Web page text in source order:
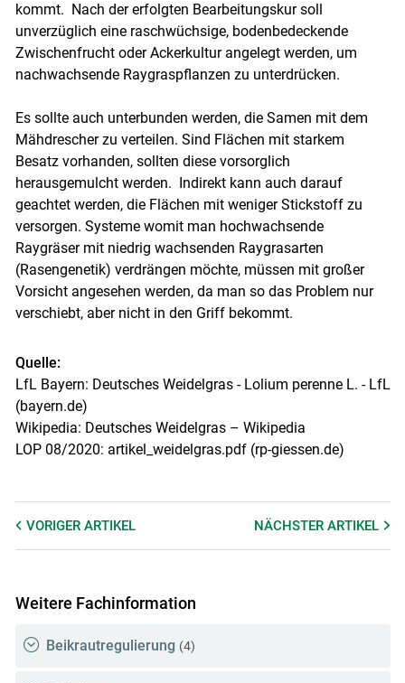
kommt. Nach der erfolgten Bearbeitungskur soll
unverzüglich eine raschwüchsige, bodenbedeckende
Zwischenfrucht oder Ackerkultur angelegt werden, um
nachwachsende Raygraspflanzen zu unterdrücken.
Es sollte auch unterbunden werden, die Samen mit dem
Mähdrescher zu verteilen. Sind Flächen mit starkem
Besatz vorhanden, sollten diese vorsorglich
herausgemulcht werden. Indirekt kann auch darauf
geachtet werden, die Flächen mit weniger Stickstoff zu
versorgen. Systeme womit man hochwachsende
Raygräser mit niedrig wachsenden Raygrasarten
(Rasengenetik) verdrängen möchte, müssen mit großer
Vorsicht angesehen werden, da man so das Problem nur
verschiebt, aber nicht in den Griff bekommt.
Quelle:
LfL Bayern: Deutsches Weidelgras - Lolium perenne L. - LfL
(bayern.de)
Wikipedia: Deutsches Weidelgras – Wikipedia
LOP 08/2020: artikel_weidelgras.pdf (rp-giessen.de)
VORIGER ARTIKEL NÄCHSTERARTIKEL
Weitere Fachinformation
Beikrautregulierung (4)